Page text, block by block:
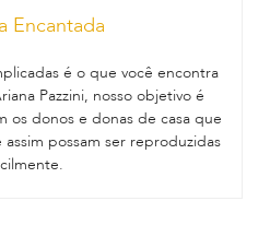
Encantada
é o que você encontra
Pazzini, nosso objetivo é
os donos e donas de casa que
possam ser reproduzidas